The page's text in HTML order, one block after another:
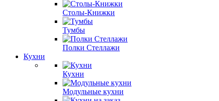
Столы-Книжки
Тумбы
Полки Стеллажи
Кухни
Кухни
Модульные кухни